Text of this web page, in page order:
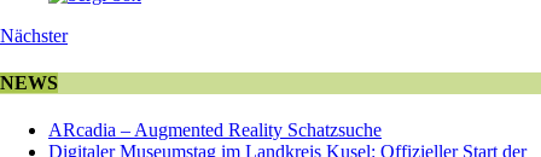
Nächster
NEWS
ARcadia – Augmented Reality Schatzsuche
Digitaler Museumstag im Landkreis Kusel: Offizieller Start der